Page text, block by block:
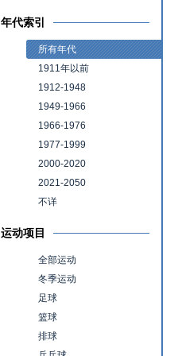
年代索引
所有年代
1911年以前
1912-1948
1949-1966
1966-1976
1977-1999
2000-2020
2021-2050
不详
运动项目
全部运动
冬季运动
足球
篮球
排球